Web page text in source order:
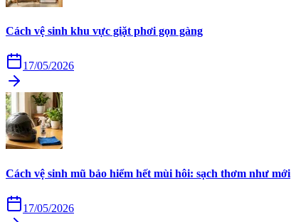
Cách vệ sinh khu vực giặt phơi gọn gàng
17/05/2026
Cách vệ sinh mũ bảo hiểm hết mùi hôi: sạch thơm như mới
17/05/2026